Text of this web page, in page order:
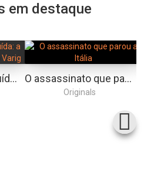
em destaque
Uma gigante destruída: a história da falência da Varig O assassinato que parou a Itália
Originals